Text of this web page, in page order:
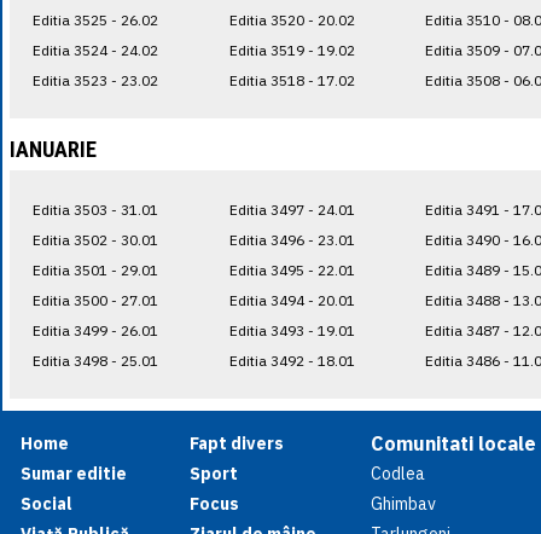
Editia 3525 - 26.02
Editia 3524 - 24.02
Editia 3523 - 23.02
Editia 3520 - 20.02
Editia 3519 - 19.02
Editia 3518 - 17.02
Editia 3510 -
Editia 3509 -
Editia 3508 -
IANUARIE
Editia 3503 - 31.01
Editia 3502 - 30.01
Editia 3501 - 29.01
Editia 3500 - 27.01
Editia 3499 - 26.01
Editia 3498 - 25.01
Editia 3497 - 24.01
Editia 3496 - 23.01
Editia 3495 - 22.01
Editia 3494 - 20.01
Editia 3493 - 19.01
Editia 3492 - 18.01
Editia 3491 -
Editia 3490 -
Editia 3489 -
Editia 3488 -
Editia 3487 -
Editia 3486 -
Home
Sumar editie
Social
Fapt divers
Sport
Focus
Comunitati locale
Codlea
Ghimbav